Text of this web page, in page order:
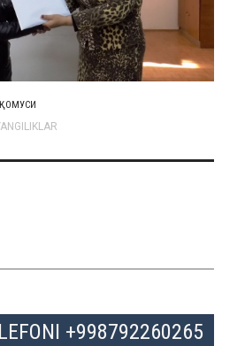
+998792260265